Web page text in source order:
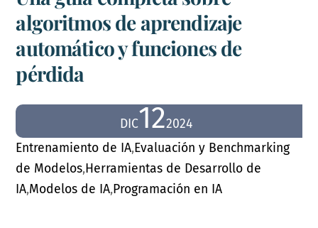
algoritmos de aprendizaje
automático y funciones de
pérdida
DIC122024
Entrenamiento de IA,Evaluación y Benchmarking
de Modelos,Herramientas de Desarrollo de
IA,Modelos de IA,Programación en IA